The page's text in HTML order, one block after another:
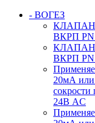
- ВОГЕЗ
ВКРП PN
ВКРП PN
20мА или
24В AC